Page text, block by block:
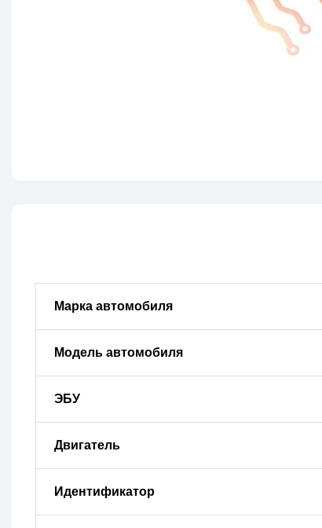
Марка автомобиля
Модель автомобиля
ЭБУ
Двигатель
Идентификатор